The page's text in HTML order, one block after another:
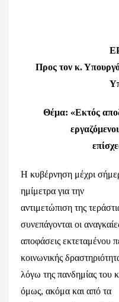
Προς τον κ.
Θέμα: «Εκτός
Η κυβέρνηση μέχρι
ημίμετρα για την
αντιμετώπιση της
συνεπάγονται οι
αποφάσεις εκτεταμένου
κοινωνικής
λόγω της πανδημίας του
όμως, ακόμα και από τα